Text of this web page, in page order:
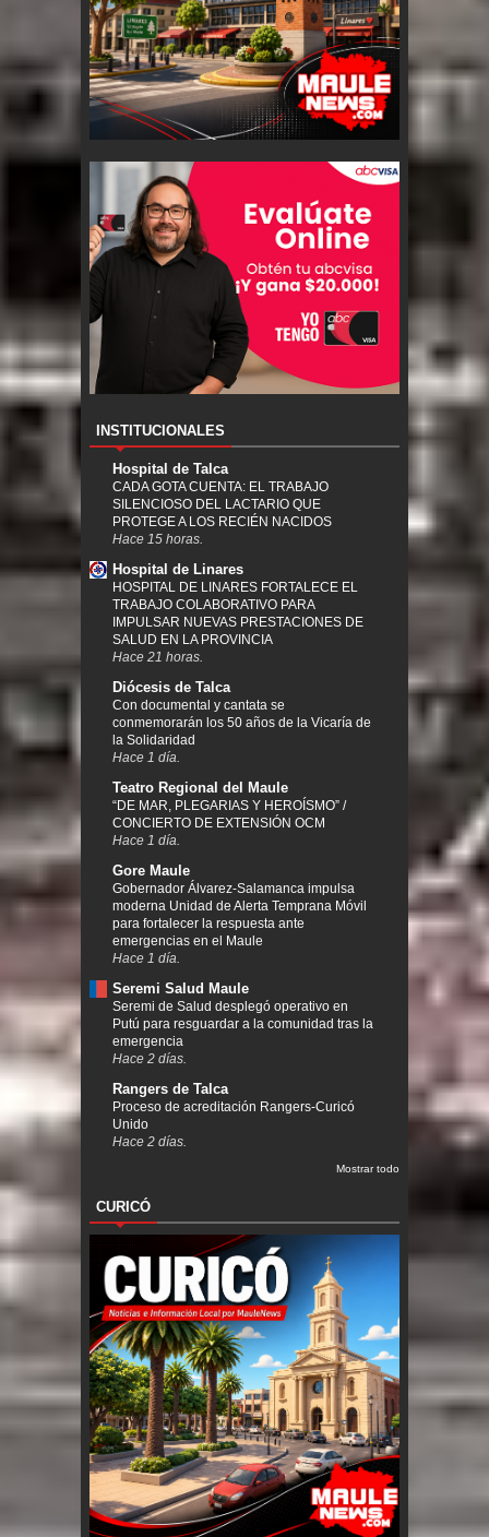
INSTITUCIONALES
Hospital de Talca
CADA GOTA CUENTA: EL TRABAJO
SILENCIOSO DEL LACTARIO QUE
PROTEGE A LOS RECIÉN NACIDOS
Hace 15 horas.
Hospital de Linares
HOSPITAL DE LINARES FORTALECE EL
TRABAJO COLABORATIVO PARA
IMPULSAR NUEVAS PRESTACIONES DE
SALUD EN LA PROVINCIA
Hace 21 horas.
Diócesis de Talca
Con documental y cantata se
conmemorarán los 50 años de la Vicaría de
la Solidaridad
Hace 1 día.
Teatro Regional del Maule
“DE MAR, PLEGARIAS Y HEROÍSMO” /
CONCIERTO DE EXTENSIÓN OCM
Hace 1 día.
Gore Maule
Gobernador Álvarez-Salamanca impulsa
moderna Unidad de Alerta Temprana Móvil
para fortalecer la respuesta ante
emergencias en el Maule
Hace 1 día.
Seremi Salud Maule
Seremi de Salud desplegó operativo en
Putú para resguardar a la comunidad tras la
emergencia
Hace 2 días.
Rangers de Talca
Proceso de acreditación Rangers-Curicó
Unido
Hace 2 días.
Mostrar todo
CURICÓ